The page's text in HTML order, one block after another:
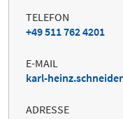
TELEFON
+49 511 762 4201
E-MAIL
karl-heinz.schneider
ADRESSE